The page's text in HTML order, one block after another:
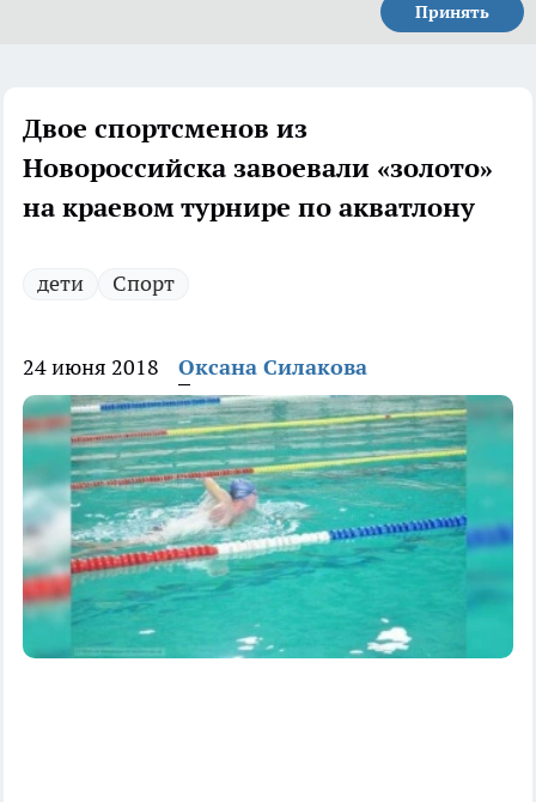
Принять
Двое спортсменов из
Новороссийска завоевали «золото»
на краевом турнире по акватлону
дети Спорт
24 июня 2018 Оксана Силакова